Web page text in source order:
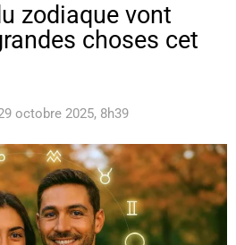
zodiaque vont
choses cet
octobre 2025, 8h39